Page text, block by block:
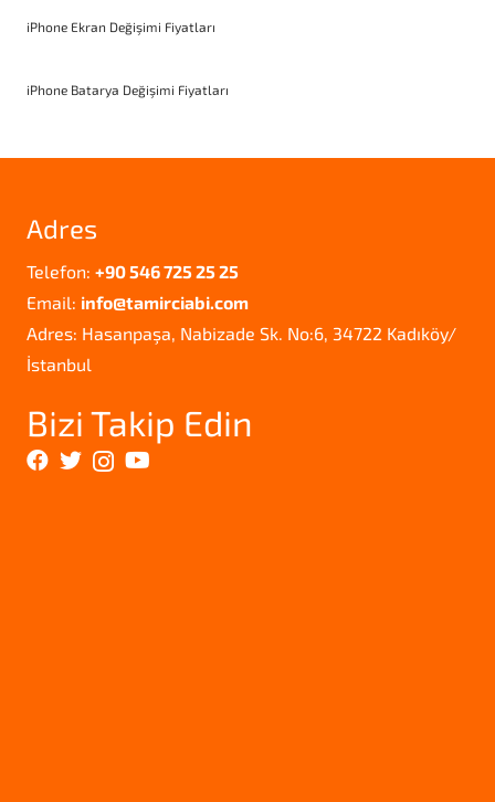
iPhone Ekran Değişimi Fiyatları
iPhone Batarya Değişimi Fiyatları
Adres
Telefon: +90 546 725 25 25
Email: info@tamirciabi.com
Adres: Hasanpaşa, Nabizade Sk. No:6, 34722 Kadıköy/
İstanbul
Bizi Takip Edin